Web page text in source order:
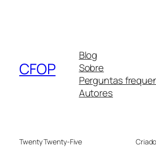
CFOP
Blog
Sobre
Perguntas
Autores
Twenty Twenty-Five